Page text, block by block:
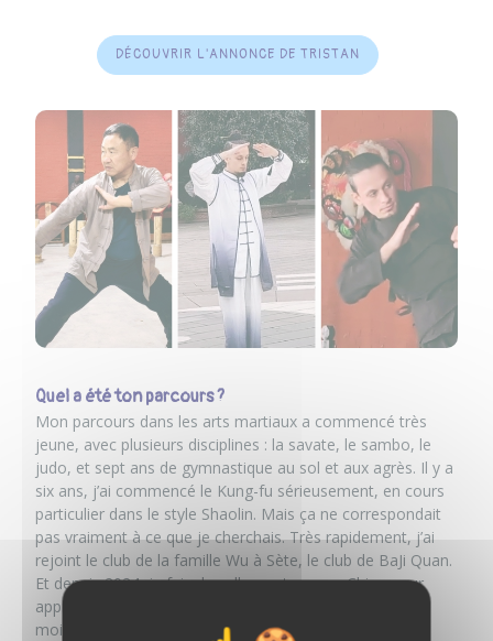
DÉCOUVRIR L'ANNONCE DE TRISTAN
Quel a été ton parcours ?
Mon parcours dans les arts martiaux a commencé très
jeune, avec plusieurs disciplines : la savate, le sambo, le
judo, et sept ans de gymnastique au sol et aux agrès. Il y a
six ans, j’ai commencé le Kung-fu sérieusement, en cours
particulier dans le style Shaolin. Mais ça ne correspondait
pas vraiment à ce que je cherchais. Très rapidement, j’ai
rejoint le club de la famille Wu à Sète, le club de BaJi Quan.
Et depuis 2024, je fais des allers-retours en Chine pour
approfondir mon apprentissage, six mois en France, six
mois en Chine.